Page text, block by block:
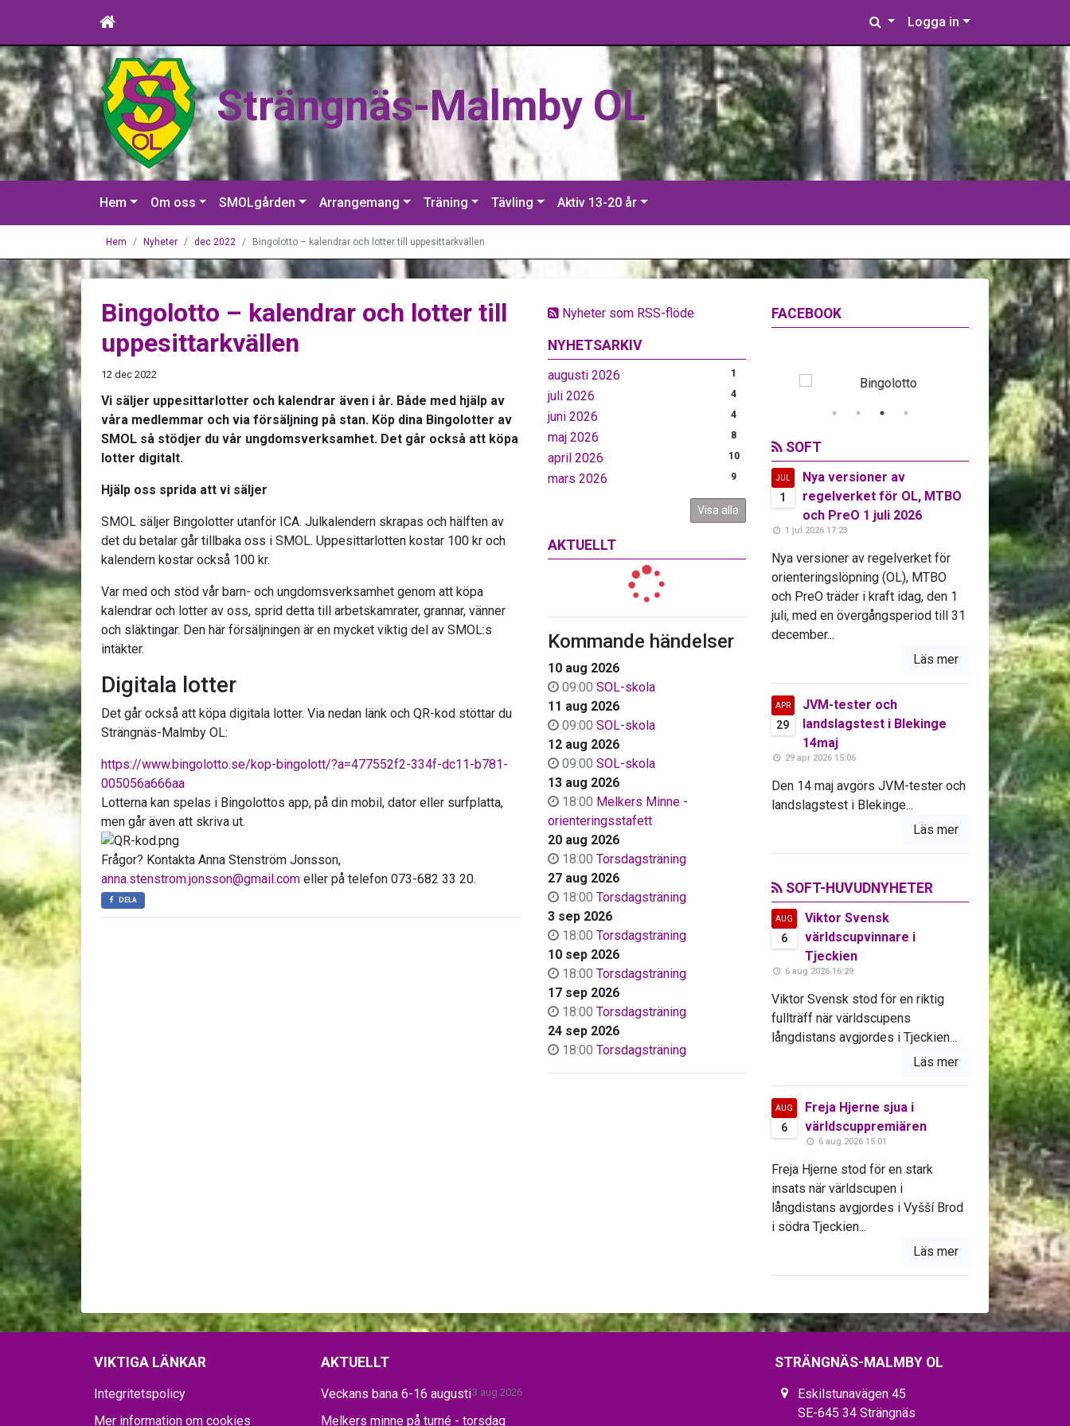
Logga in
Strängnäs-Malmby OL
Hem Om oss SMOLgården Arrangemang Träning Tävling Aktiv 13-20 år
Hem Nyheter dec 2022 Bingolotto – kalendrar och lotter till uppesittarkvällen
Nyheter som RSS-flöde
NYHETSARKIV
augusti 2026 1
juli 2026 4
juni 2026 4
maj 2026 8
april 2026 10
mars 2026 9
Visa alla
AKTUELLT
Kommande händelser
10 aug 2026
09:00 SOL-skola
11 aug 2026
09:00 SOL-skola
12 aug 2026
09:00 SOL-skola
13 aug 2026
18:00 Melkers Minne -
orienteringsstafett
20 aug 2026
18:00 Torsdagsträning
27 aug 2026
18:00 Torsdagsträning
3 sep 2026
18:00 Torsdagsträning
10 sep 2026
18:00 Torsdagsträning
17 sep 2026
18:00 Torsdagsträning
24 sep 2026
18:00 Torsdagsträning
Bingolotto – kalendrar och lotter till
uppesittarkvällen
12 dec 2022
Vi säljer uppesittarlotter och kalendrar även i år. Både med hjälp av
våra medlemmar och via försäljning på stan. Köp dina Bingolotter av
SMOL så stödjer du vår ungdomsverksamhet. Det går också att köpa
lotter digitalt.
Hjälp oss sprida att vi säljer
SMOL säljer Bingolotter utanför ICA. Julkalendern skrapas och hälften av
det du betalar går tillbaka oss i SMOL. Uppesittarlotten kostar 100 kr och
kalendern kostar också 100 kr.
Var med och stöd vår barn- och ungdomsverksamhet genom att köpa
kalendrar och lotter av oss, sprid detta till arbetskamrater, grannar, vänner
och släktingar. Den här försäljningen är en mycket viktig del av SMOL:s
intäkter.
Digitala lotter
Det går också att köpa digitala lotter. Via nedan länk och QR-kod stöttar du
Strängnäs-Malmby OL:
https://www.bingolotto.se/kop-bingolott/?a=477552f2-334f-dc11-b781-
005056a666aa
Lotterna kan spelas i Bingolottos app, på din mobil, dator eller surfplatta,
men går även att skriva ut.
Frågor? Kontakta Anna Stenström Jonsson,
anna.stenstrom.jonsson@gmail.com eller på telefon 073-682 33 20.
DELA
FACEBOOK
SOFT
JUL
1
Nya versioner av
regelverket för OL, MTBO
och PreO 1 juli 2026
1 jul 2026 17:23
Nya versioner av regelverket för
orienteringslöpning (OL), MTBO
och PreO träder i kraft idag, den 1
juli, med en övergångsperiod till 31
december...
Läs mer
APR
29
JVM-tester och
landslagstest i Blekinge
14maj
29 apr 2026 15:06
Den 14 maj avgörs JVM-tester och
landslagstest i Blekinge...
Läs mer
SOFT-HUVUDNYHETER
AUG
6
Viktor Svensk
världscupvinnare i
Tjeckien
6 aug 2026 16:29
Viktor Svensk stod för en riktig
fullträff när världscupens
långdistans avgjordes i Tjeckien...
Läs mer
AUG
6
Freja Hjerne sjua i
världscuppremiären
6 aug 2026 15:01
Freja Hjerne stod för en stark
insats när världscupen i
långdistans avgjordes i Vyšší Brod
i södra Tjeckien...
Läs mer
VIKTIGA LÄNKAR
Integritetspolicy
Mer information om cookies
AKTUELLT
Veckans bana 6-16 augusti3 aug 2026
Melkers minne på turné - torsdag
STRÄNGNÄS-MALMBY OL
Eskilstunavägen 45
SE-645 34 Strängnäs